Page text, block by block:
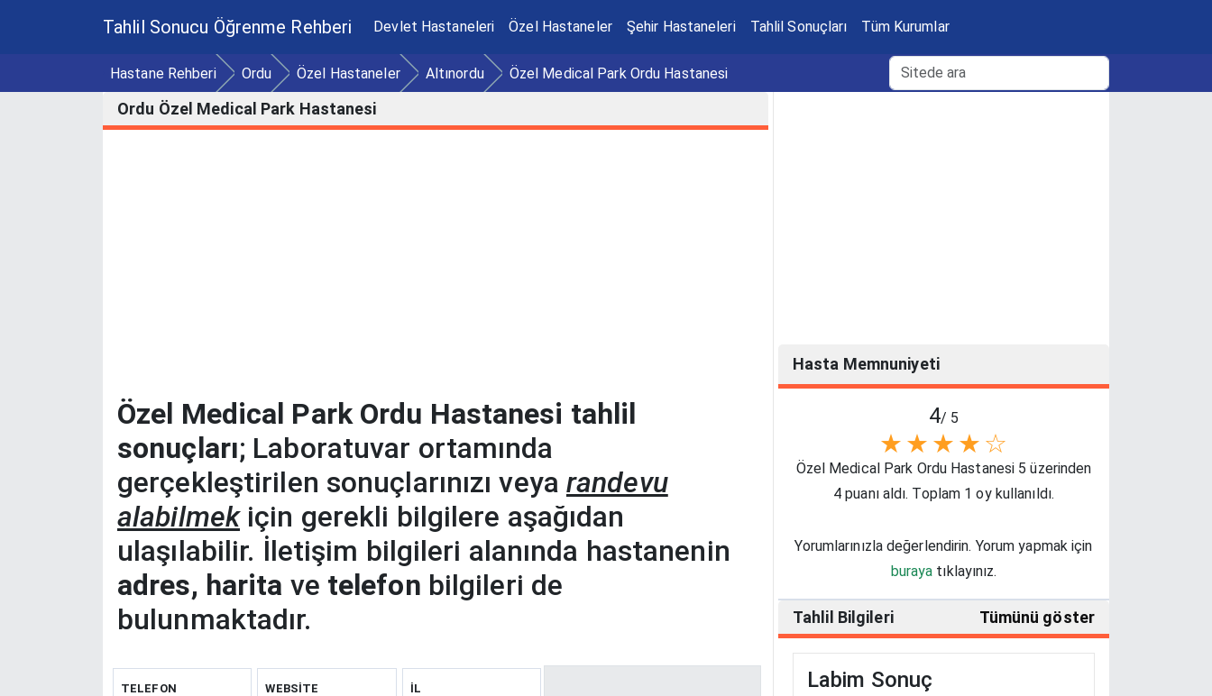
Tahlil Sonucu Öğrenme Rehberi Devlet Hastaneleri Özel Hastaneler Şehir Hastaneleri Tahlil Sonuçları Tüm Kurumlar
Hastane Rehberi Ordu Özel Hastaneler Altınordu Özel Medical Park Ordu Hastanesi
Ordu Özel Medical Park Hastanesi
Özel Medical Park Ordu Hastanesi tahlil
sonuçları; Laboratuvar ortamında
gerçekleştirilen sonuçlarınızı veya randevu
alabilmekiçin gerekli bilgilere aşağıdan
ulaşılabilir. İletişim bilgileri alanında hastanenin
adres, harita ve telefon bilgileri de
bulunmaktadır.
TELEFON
WEBSITE
İL
Hasta Memnuniyeti
4/ 5
☆
★
★
★
★
Özel Medical Park Ordu Hastanesi 5 üzerinden
4 puanı aldı. Toplam 1 oy kullanıldı.
Yorumlarınızla değerlendirin. Yorum yapmak için
buraya tıklayınız.
Tahlil Bilgileri Tümünü göster
Labim Sonuç